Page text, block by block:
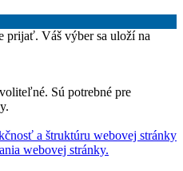
prijať. Váš výber sa uloží na
Sú potrebné pre
a štruktúru webovej stránky
webovej stránky.